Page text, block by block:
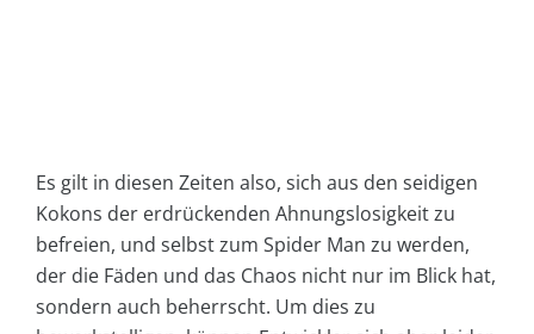
Es gilt in diesen Zeiten also, sich aus den seidigen
Kokons der erdrückenden Ahnungslosigkeit zu
befreien, und selbst zum Spider Man zu werden,
der die Fäden und das Chaos nicht nur im Blick hat,
sondern auch beherrscht. Um dies zu